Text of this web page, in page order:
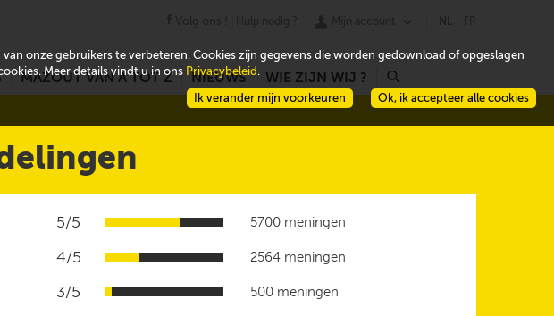
MAZOUT VAN A TOT Z NIEUWS WIE ZIJN WIJ ? r
5/5 5700 meningen
4/5 2564 meningen
3/5 500 meningen
onze gebruikers te verbeteren. Cookies zijn gegevens die worden gedownload of opgeslagen
Meer details vindt u in ons Privacybeleid .
Ok, ik accepteer alle cookies
Ik verander mijn voorkeuren